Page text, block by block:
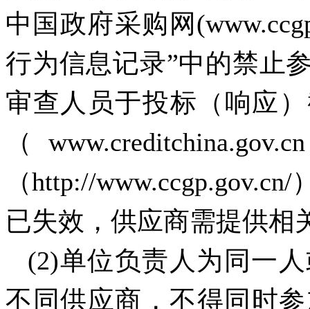
中国政府采购网
行为信息记录”中的禁止
审查人员于投标（响应
（
（http://
已失效，供应商需提供相
(2)单位负责人为同一
不同供应商，不得同时